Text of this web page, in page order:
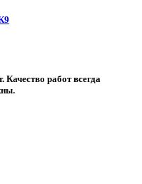
работ всегда